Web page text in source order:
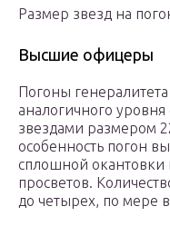
Размер звезд на
Высшие офицеры
Погоны
аналогичного
звездами размером
особенность погон
сплошной окантовки
просветов.
до четырех, по мере